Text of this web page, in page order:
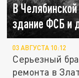
В
здание ФСБ и
03 АВГУСТА 10:12
Серьезный
ремонта в